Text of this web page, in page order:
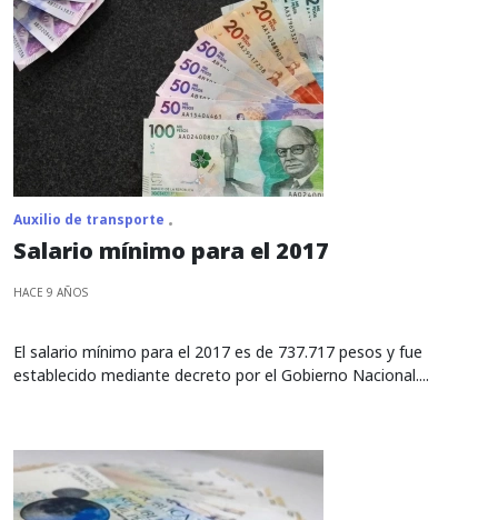
Auxilio de transporte
Salario mínimo para el 2017
HACE 9 AÑOS
El salario mínimo para el 2017 es de 737.717 pesos y fue
establecido mediante decreto por el Gobierno Nacional....